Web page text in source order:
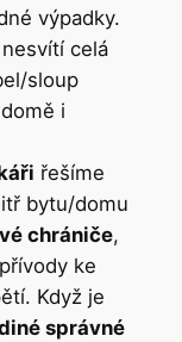
výpadky.
celá
sloup
i
řešíme
bytu/domu
chrániče,
ke
Když je
správné